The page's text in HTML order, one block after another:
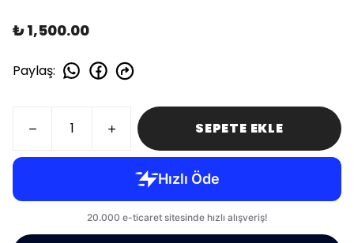
₺ 1,500.00
Paylaş:
SEPETE EKLE